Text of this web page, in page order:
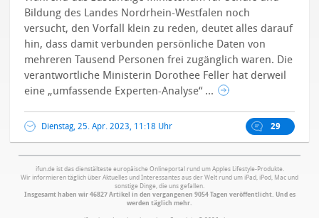
Bildung des Landes Nordrhein-Westfalen noch
versucht, den Vorfall klein zu reden, deutet alles darauf
hin, dass damit verbunden persönliche Daten von
mehreren Tausend Personen frei zugänglich waren. Die
verantwortliche Ministerin Dorothee Feller hat derweil
eine „umfassende Experten-Analyse“ ...
Dienstag, 25. Apr. 2023, 11:18 Uhr 29
ifun.de ist das dienstälteste europäische Onlineportal rund um Apples Lifestyle-Produkte.
Wir informieren täglich über Aktuelles und Interessantes aus der Welt rund um iPad, iPod, Mac und
sonstige Dinge, die uns gefallen.
Insgesamt haben wir 46827 Artikel in den vergangenen 9054 Tagen veröffentlicht. Und es
werden täglich mehr.